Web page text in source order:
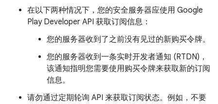
在以下两种情况下，您的安全服务器应使用 Google
Play Developer API 获取订阅信息：
您的服务器收到了之前没有见过的新购买令牌。
您的服务器收到一条实时开发者通知 (RTDN)，
该通知指明您需要使用购买令牌来获取新的订阅
信息。
请勿通过定期轮询 API 来获取订阅状态。例如，不要